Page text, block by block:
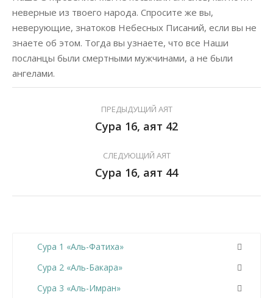
неверные из твоего народа. Спросите же вы,
неверующие, знатоков Небесных Писаний, если вы не
знаете об этом. Тогда вы узнаете, что все Наши
посланцы были смертными мужчинами, а не были
ангелами.
ПРЕДЫДУЩИЙ АЯТ
Сура 16, аят 42
СЛЕДУЮЩИЙ АЯТ
Сура 16, аят 44
Сура 1 «Аль-Фатиха»
Сура 2 «Аль-Бакара»
Сура 3 «Аль-Имран»